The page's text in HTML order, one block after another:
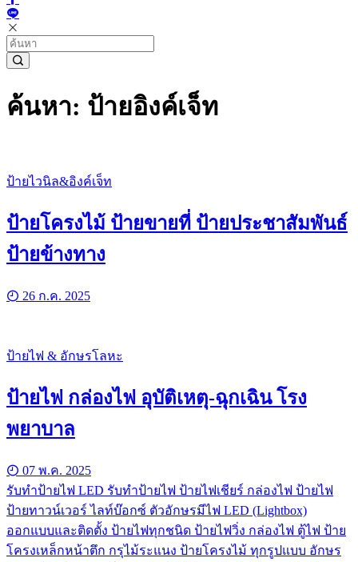
ค้นหา: ป้ายอิงค์เจ็ท
ป้ายไวนิล&อิงค์เจ็ท
ป้ายโครงไม้ ป้ายขายที่ ป้ายประชาสัมพันธ์
ป้ายข้างทาง
26 ก.ค. 2025
ป้ายไฟ & อักษรโลหะ
ป้ายไฟ กล่องไฟ อุบัติเหตุ-ฉุกเฉิน โรง
พยาบาล
07 พ.ค. 2025
รับทําป้ายไฟ LED รับทำป้ายไฟ ป้ายไฟเชียร์ กล่องไฟ ป้ายไฟ
ป้ายทาวน์เวอร์ ไลท์บ๊อกซ์ ตัวอักษรมีไฟ LED (Lightbox)
ออกแบบและติดตั้ง ป้ายไฟทุกชนิด ป้ายไฟวิ่ง กล่องไฟ ตู้ไฟ ป้าย
โครงเหล็กหน้าตึก กรุไม้ระแนง ป้ายโครงไม้ ทุกรูปแบบ อักษร